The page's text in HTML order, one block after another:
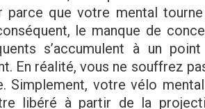
parce que votre mental
le manque de
s’accumulent à un
En réalité, vous ne souffrez
Simplement, votre vélo
libéré à partir de la